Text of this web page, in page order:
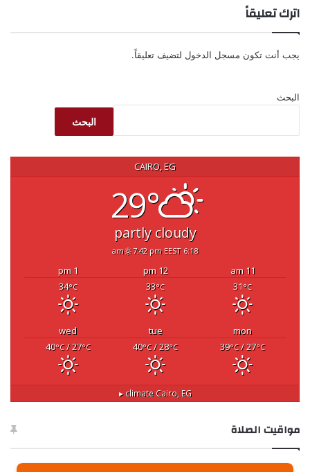
اترك تعليقاً
يجب أنت تكون مسجل الدخول لتضيف تعليقاً.
البحث
البحث
CAIRO, EG
29°
partly cloudy
6:18 am
7:42 pm EEST
11 am
12 pm
1 pm
31°C
33°C
34°C
mon
tue
wed
39°C/ 27°C
40°C/ 28°C
40°C/ 27°C
Cairo, EG
climate ▸
مواقيت الصلاة